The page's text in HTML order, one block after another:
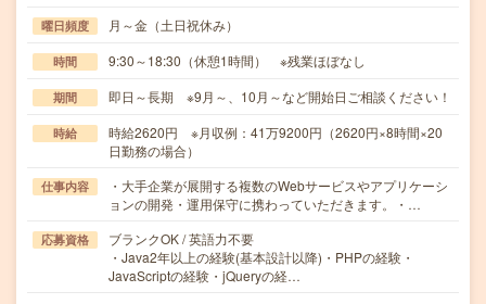
曜日頻度 月～金（土日祝休み）
時間 9:30～18:30（休憩1時間） ※残業ほぼなし
期間 即日～長期 ※9月～、10月～など開始日ご相談ください！
時給
時給2620円 ※月収例：41万9200円（2620円×8時間×20
日勤務の場合）
仕事内容
・大手企業が展開する複数のWebサービスやアプリケーシ
ョンの開発・運用保守に携わっていただきます。・…
応募資格
ブランクOK / 英語力不要
・Java2年以上の経験(基本設計以降)・PHPの経験・
JavaScriptの経験・jQueryの経…